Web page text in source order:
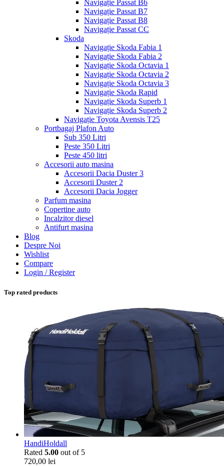
Navigație Passat B6
Navigație Passat B7
Navigație Passat B8
Navigație Passat CC
Skoda
Navigație Skoda Fabia 1
Navigație Skoda Fabia 2
Navigație Skoda Octavia 1
Navigație Skoda Octavia 2
Navigație Skoda Octavia 3
Navigație Skoda Rapid
Navigație Skoda Superb 1
Navigație Skoda Superb 2
Navigație Toyota Avensis T25
Portbagaj Plafon Auto
Sub 350 Litri
Peste 350 Litri
Peste 450 litri
Accesorii auto masina
Accesorii Dacia Duster 3
Accesorii Duster 2
Accesorii Dacia Jogger
Parfum masina
Copertine auto
Incalzitor diesel
Antifurt masina
Blog
Despre Noi
Wishlist
Compare
Login / Register
Top rated products
HandiHoldall
Rated 5.00 out of 5
720,00 lei